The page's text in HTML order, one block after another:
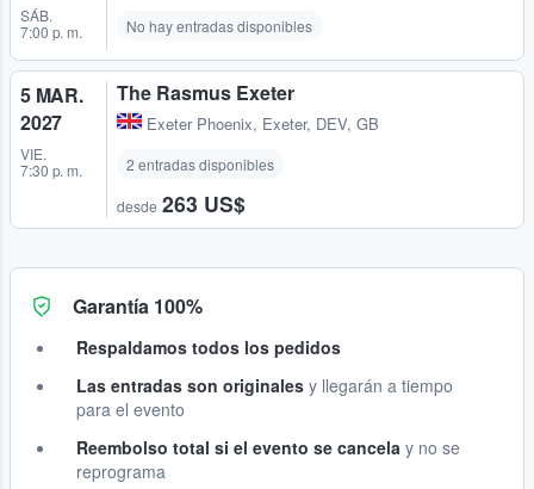
SÁB.
7:00 p. m.
No hay entradas disponibles
5 MAR.
2027
VIE.
7:30 p. m.
The Rasmus Exeter
Exeter Phoenix, Exeter, DEV, GB
2 entradas disponibles
desde 263 US$
Garantía 100%
Respaldamos todos los pedidos
Las entradas son originales y llegarán a tiempo
para el evento
Reembolso total si el evento se cancela y no se
reprograma